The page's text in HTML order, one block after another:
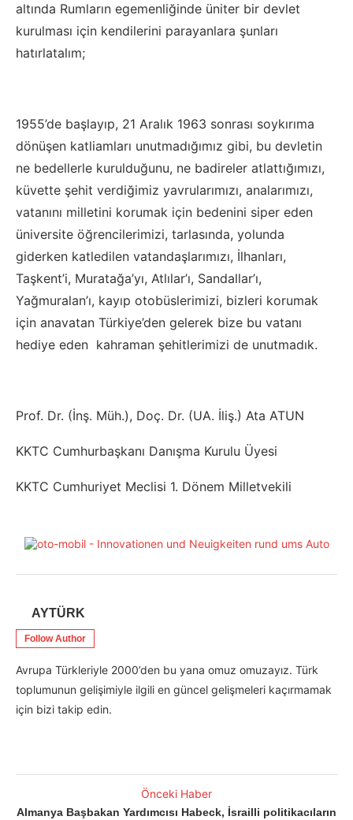
altında Rumların egemenliğinde üniter bir devlet
kurulması için kendilerini parayanlara şunları
hatırlatalım;
1955’de başlayıp, 21 Aralık 1963 sonrası soykırıma
dönüşen katliamları unutmadığımız gibi, bu devletin
ne bedellerle kurulduğunu, ne badireler atlattığımızı,
küvette şehit verdiğimiz yavrularımızı, analarımızı,
vatanını milletini korumak için bedenini siper eden
üniversite öğrencilerimizi, tarlasında, yolunda
giderken katledilen vatandaşlarımızı, İlhanları,
Taşkent’i, Muratağa’yı, Atlılar’ı, Sandallar’ı,
Yağmuralan’ı, kayıp otobüslerimizi, bizleri korumak
için anavatan Türkiye’den gelerek bize bu vatanı
hediye eden kahraman şehitlerimizi de unutmadık.
Prof. Dr. (İnş. Müh.), Doç. Dr. (UA. İliş.) Ata ATUN
KKTC Cumhurbaşkanı Danışma Kurulu Üyesi
KKTC Cumhuriyet Meclisi 1. Dönem Milletvekili
AYTÜRK
Follow Author
Avrupa Türkleriyle 2000’den bu yana omuz omuzayız. Türk
toplumunun gelişimiyle ilgili en güncel gelişmeleri kaçırmamak
için bizi takip edin.
Önceki Haber
Almanya Başbakan Yardımcısı Habeck, İsrailli politikacıların